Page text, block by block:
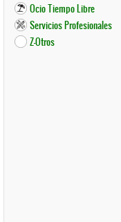
Ocio Tiempo Libre
Servicios Profesionales
Z-Otros